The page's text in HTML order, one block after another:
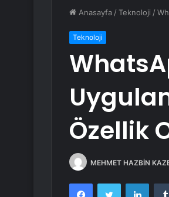
Anasayfa /Teknoloji /
Teknoloji
Özellik
MEHMET HAZBİN
FacebookTwitter